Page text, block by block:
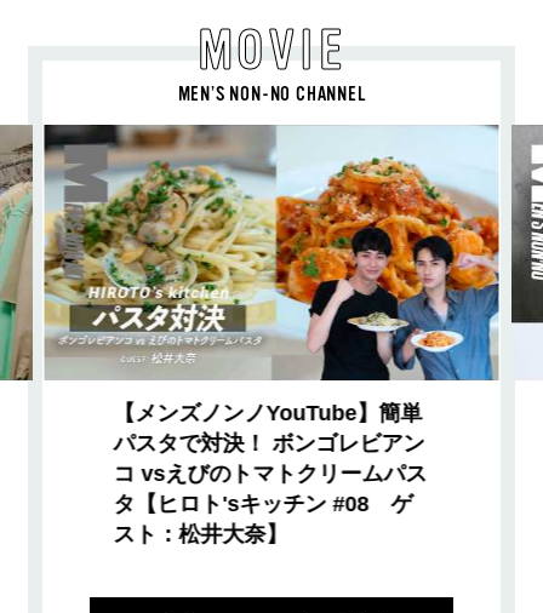
MOVIE
MEN’S NON-NO CHANNEL
【メンズノンノYouTube】簡単
パスタで対決！ ボンゴレビアン
コ vsえびのトマトクリームパス
タ【ヒロト'sキッチン #08 ゲ
スト：松井大奈】